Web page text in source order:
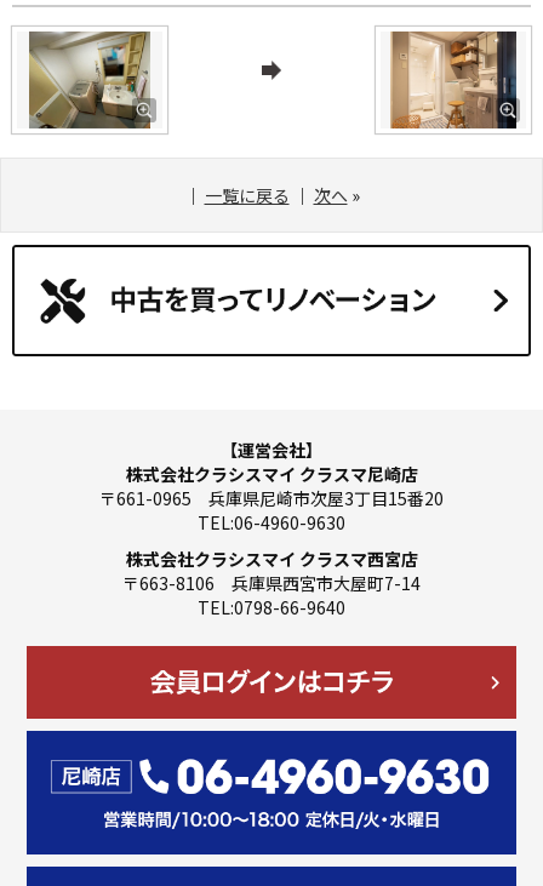
｜ 一覧に戻る ｜ 次へ »
【運営会社】
株式会社クラシスマイ クラスマ尼崎店
〒661-0965 兵庫県尼崎市次屋3丁目15番20
TEL:06-4960-9630
株式会社クラシスマイ クラスマ西宮店
〒663-8106 兵庫県西宮市大屋町7-14
TEL:0798-66-9640